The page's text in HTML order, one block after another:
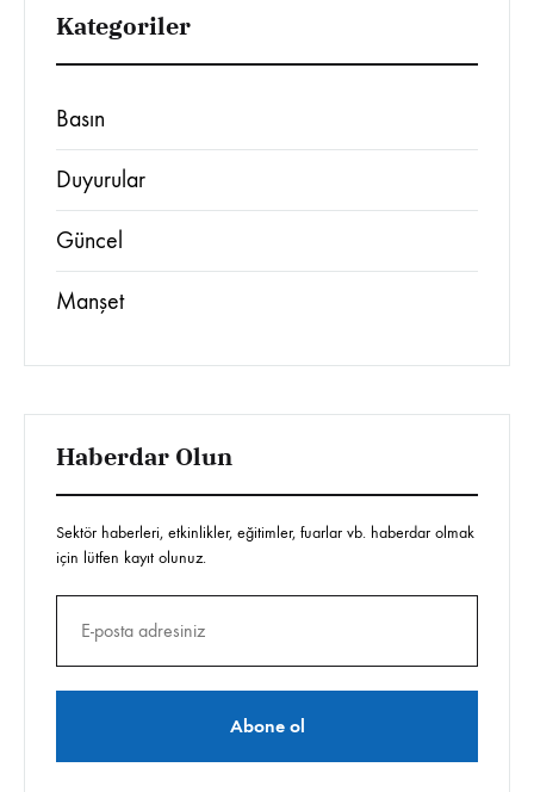
Kategoriler
Basın
Duyurular
Güncel
Manşet
Haberdar Olun
Sektör haberleri, etkinlikler, eğitimler, fuarlar vb. haberdar olmak
için lütfen kayıt olunuz.